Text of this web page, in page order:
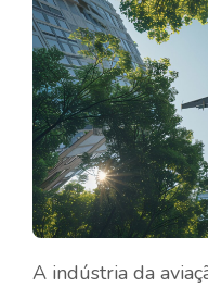
A indústria da